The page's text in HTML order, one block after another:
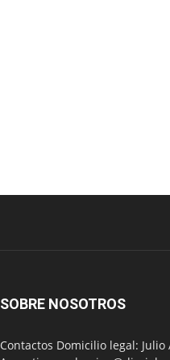
SOBRE NOSOTROS
Contactos Domicilio legal: Julio